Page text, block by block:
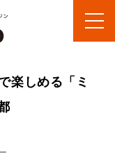
楽しめる「ミ